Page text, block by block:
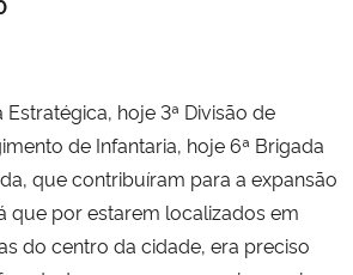
hoje 3ª Divisão de
de Infantaria, hoje 6ª Brigada
que contribuíram para a expansão
que por estarem localizados em
do centro da cidade, era preciso